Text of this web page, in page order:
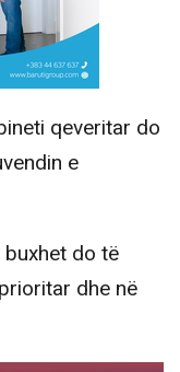
qeveritar do
e
do të
dhe në